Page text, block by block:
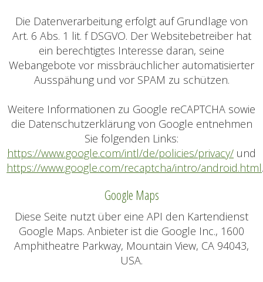
Die Datenverarbeitung erfolgt auf Grundlage von
Art. 6 Abs. 1 lit. f DSGVO. Der Websitebetreiber hat
ein berechtigtes Interesse daran, seine
Webangebote vor missbräuchlicher automatisierter
Ausspähung und vor SPAM zu schützen.
Weitere Informationen zu Google reCAPTCHA sowie
die Datenschutzerklärung von Google entnehmen
Sie folgenden Links:
https://www.google.com/intl/de/policies/privacy/ und
https://www.google.com/recaptcha/intro/android.html
Google Maps
Diese Seite nutzt über eine API den Kartendienst
Google Maps. Anbieter ist die Google Inc., 1600
Amphitheatre Parkway, Mountain View, CA 94043,
USA.